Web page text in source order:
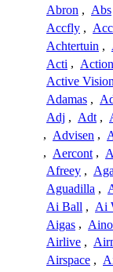
Abron , Abs
Accfly ,
Achtertuin ,
Acti , Action
Active
Adamas ,
Adj , Adt ,
, Advisen ,
, Aercont ,
Afreey ,
Aguadilla ,
Ai Ball , Ai
Aigas ,
Airlive ,
Airspace ,